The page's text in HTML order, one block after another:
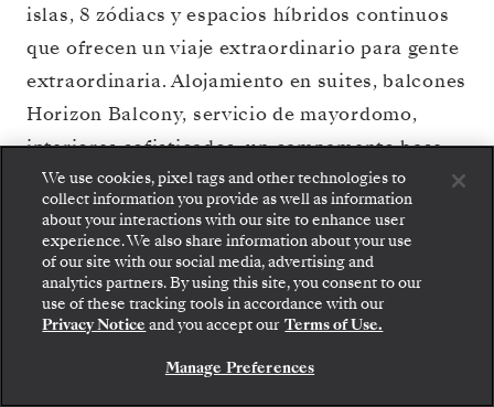
islas, 8 zódiacs y espacios híbridos continuos
que ofrecen un viaje extraordinario para gente
extraordinaria. Alojamiento en suites, balcones
Horizon Balcony, servicio de mayordomo,
interiores sofisticados, un campamento base
interactivo, cocina de inspiración
ecuatoriana… Hemos tenido en cuenta hasta el
más mínimo detalle delSilver Origin. Suba a
bordo del navío más respetuoso con el
medioambiente que hemos construido nunca y
Descubre más >
Suba a bordo: elija su suite y revise las tarifas y los
servicios incluidos antes de confirmar de forma
segura su viaje con Silversea.
RESERVE SU SUITE
We use cookies, pixel tags and other technologies to
collect information you provide as well as information
about your interactions with our site to enhance user
experience. We also share information about your use
of our site with our social media, advertising and
analytics partners. By using this site, you consent to our
use of these tracking tools in accordance with our
Privacy Notice and you accept our Terms of Use.
Manage Preferences